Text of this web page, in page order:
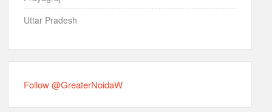
Uttar Pradesh
Follow @GreaterNoidaW